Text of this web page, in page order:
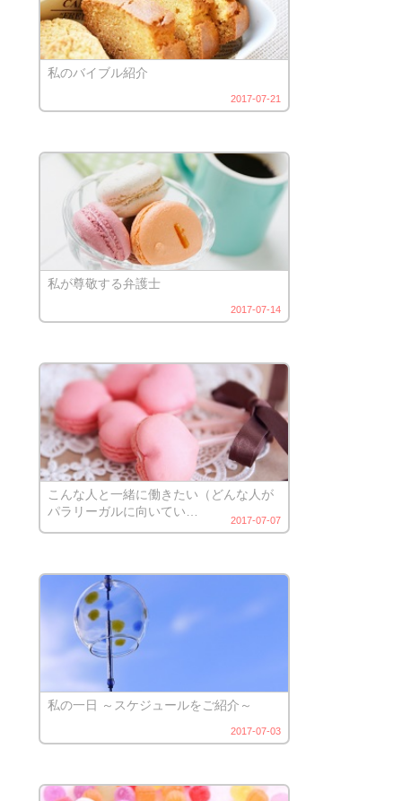
私のバイブル紹介
2017-07-21
私が尊敬する弁護士
2017-07-14
こんな人と一緒に働きたい（どんな人が
パラリーガルに向いてい…
2017-07-07
私の一日 ～スケジュールをご紹介～
2017-07-03